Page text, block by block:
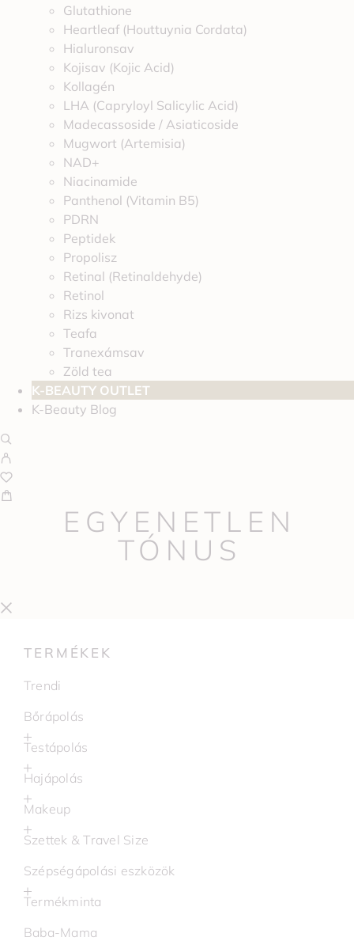
Glutathione
Heartleaf (Houttuynia Cordata)
Hialuronsav
Kojisav (Kojic Acid)
Kollagén
LHA (Capryloyl Salicylic Acid)
Madecassoside / Asiaticoside
Mugwort (Artemisia)
NAD+
Niacinamide
Panthenol (Vitamin B5)
PDRN
Peptidek
Propolisz
Retinal (Retinaldehyde)
Retinol
Rizs kivonat
Teafa
Tranexámsav
Zöld tea
K-BEAUTY OUTLET
K-Beauty Blog
EGYENETLEN
TÓNUS
TERMÉKEK
Trendi
Bőrápolás
Testápolás
Hajápolás
Makeup
Szettek & Travel Size
Szépségápolási eszközök
Termékminta
Baba-Mama